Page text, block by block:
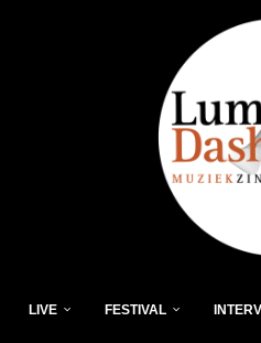
LIVE FESTIVAL